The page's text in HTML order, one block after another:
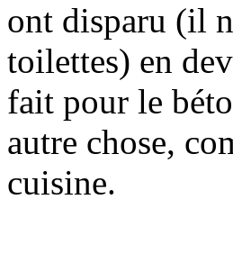
ont disparu (il
toilettes) en
fait pour le
autre chose,
cuisine.